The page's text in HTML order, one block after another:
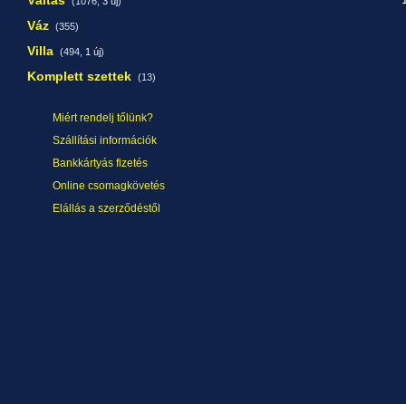
Váz (355)
Villa (494, 1 új)
Komplett szettek (13)
Miért rendelj tőlünk?
Szállítási információk
Bankkártyás fizetés
Online csomagkövetés
Elállás a szerződéstől